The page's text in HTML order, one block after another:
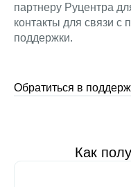
партнеру Руцентра
контакты для связи
поддержки.
Обратиться в
Как